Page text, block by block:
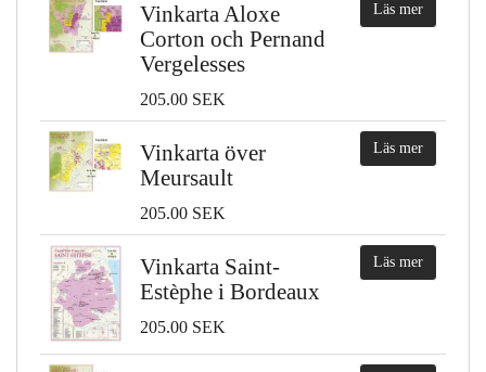
Vinkarta Aloxe
Corton och Pernand
Vergelesses
205.00 SEK
Läs mer
Vinkarta över
Meursault
205.00 SEK
Läs mer
Vinkarta Saint-
Estèphe i Bordeaux
205.00 SEK
Läs mer